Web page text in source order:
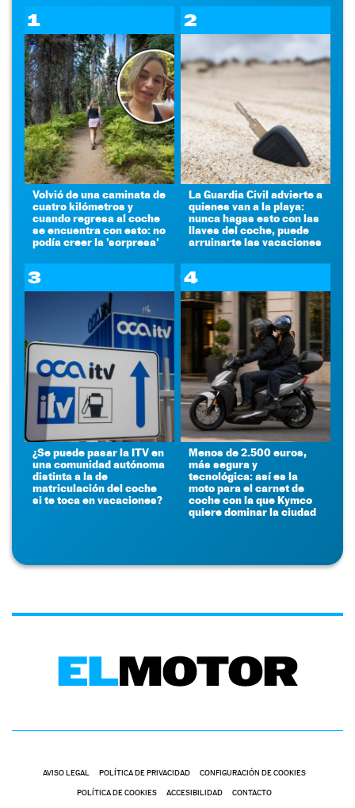
1
Volvió de una caminata de
cuatro kilómetros y
cuando regresa al coche
se encuentra con esto: no
podía creer la 'sorpresa'
2
La Guardia Civil advierte a
quienes van a la playa:
nunca hagas esto con las
llaves del coche, puede
arruinarte las vacaciones
3
¿Se puede pasar la ITV en
una comunidad autónoma
distinta a la de
matriculación del coche
si te toca en vacaciones?
4
Menos de 2.500 euros,
más segura y
tecnológica: así es la
moto para el carnet de
coche con la que Kymco
quiere dominar la ciudad
AVISO LEGAL POLÍTICA DE PRIVACIDAD CONFIGURACIÓN DE COOKIES
POLÍTICA DE COOKIES ACCESIBILIDAD CONTACTO